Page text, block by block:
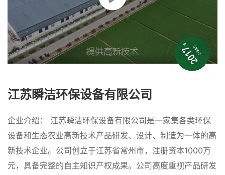
江苏瞬洁环保设备有限公司
企业介绍： 江苏瞬洁环保设备有限公司是一家集各类环保
设备和生态农业高新技术产品研发、设计、制造为一体的高
新技术企业。公司创立于江苏省常州市，注册资本1000万
元，具备完整的自主知识产权成果。公司高度重视产品研发